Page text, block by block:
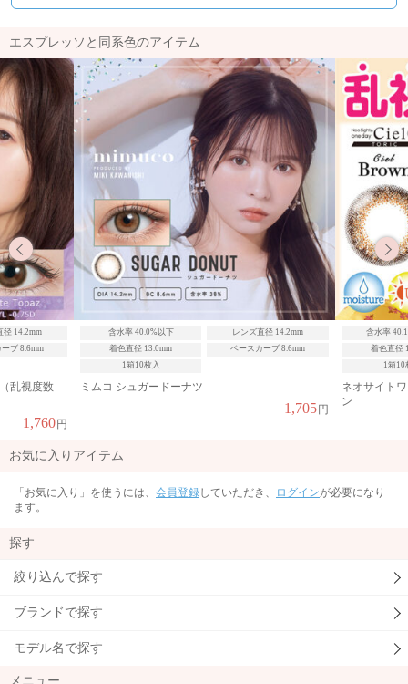
エスプレッソと同系色のアイテム
径 14.2mm
ブ 8.6mm
含水率 40.1〜49.9%
レンズ直径 14.2mm
着色直径 13.6mm
ベースカーブ 8.6mm
1箱10枚入
ネオサイトワンデー シエルUV トーリック ブラウ
含水率
ベースカ
ワンデーア
（乱視度数 -
お気に入りアイテム
「お気に入り」を使うには、 会員登録していただき、 ログインが必要になり
ます。
探す
絞り込んで探す
ブランドで探す
モデル名で探す
メニュー